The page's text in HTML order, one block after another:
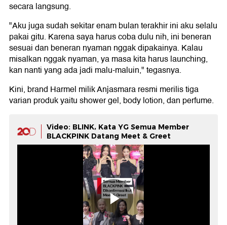
secara langsung.
"Aku juga sudah sekitar enam bulan terakhir ini aku selalu
pakai gitu. Karena saya harus coba dulu nih, ini beneran
sesuai dan beneran nyaman nggak dipakainya. Kalau
misalkan nggak nyaman, ya masa kita harus launching,
kan nanti yang ada jadi malu-maluin," tegasnya.
Kini, brand Harmel milik Anjasmara resmi merilis tiga
varian produk yaitu shower gel, body lotion, dan perfume.
Video: BLINK, Kata YG Semua Member
BLACKPINK Datang Meet & Greet